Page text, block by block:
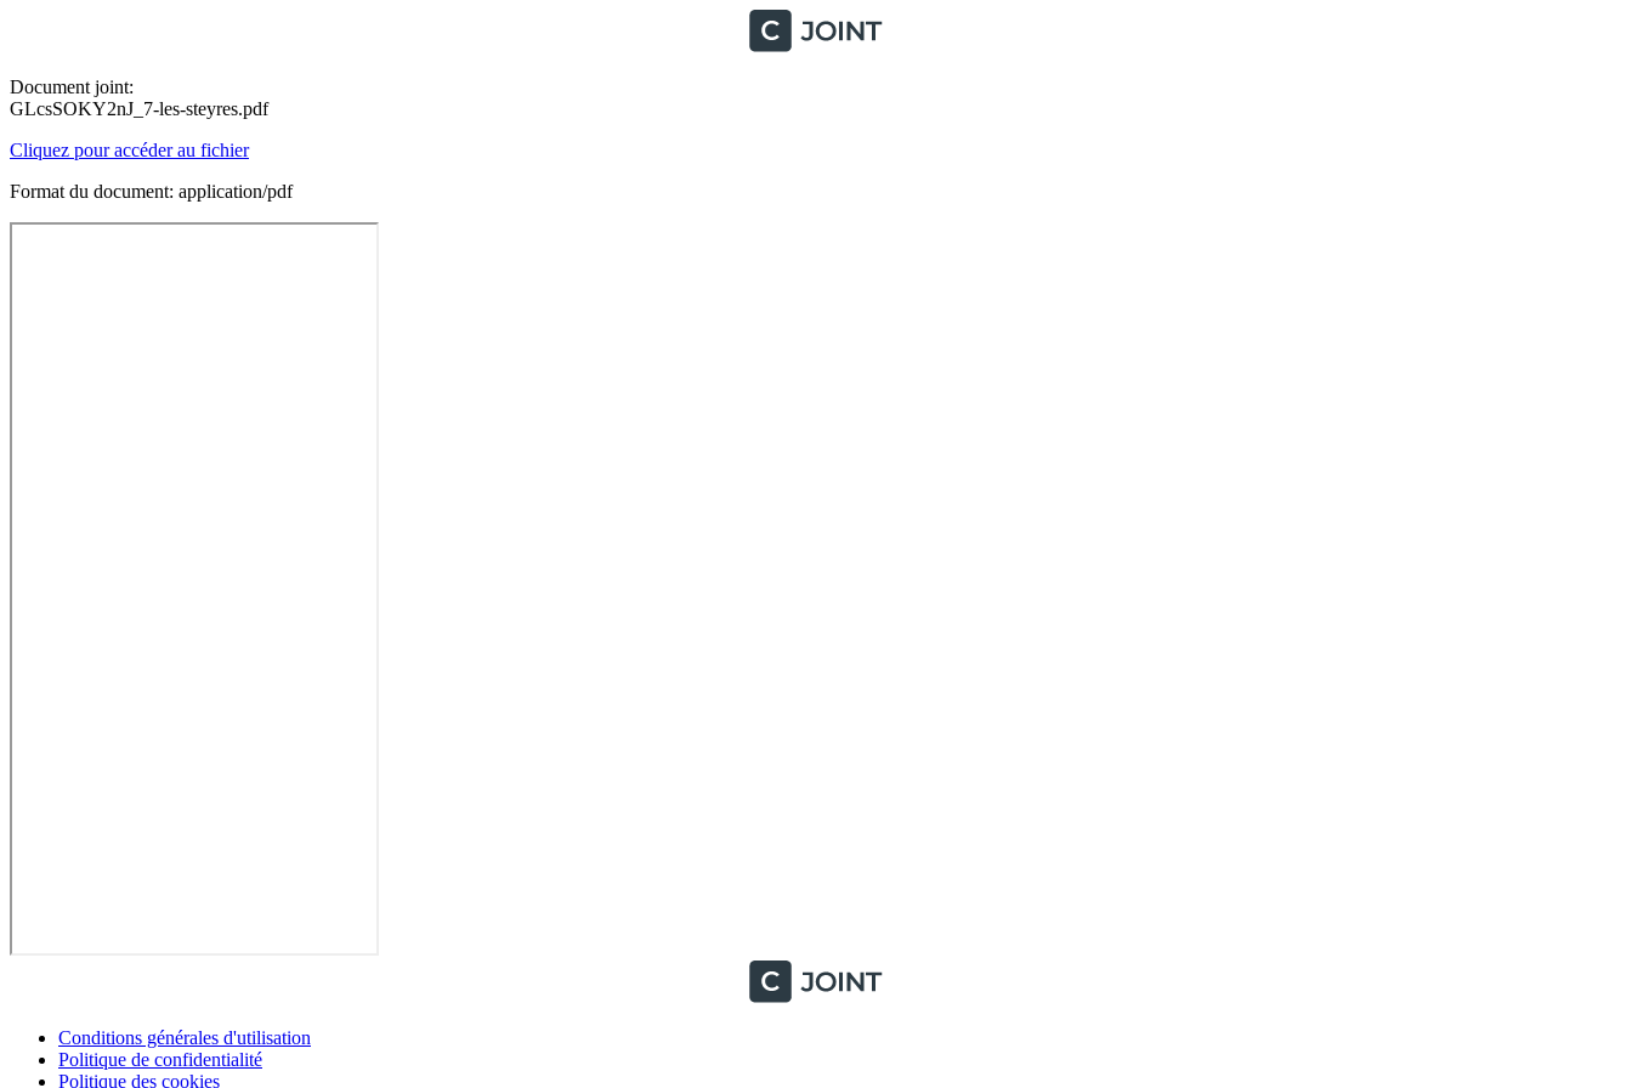
Document joint:
GLcsSOKY2nJ_7-les-steyres.pdf
Cliquez pour accéder au fichier
Format du document: application/pdf
Conditions générales d'utilisation
Politique de confidentialité
Politique des cookies